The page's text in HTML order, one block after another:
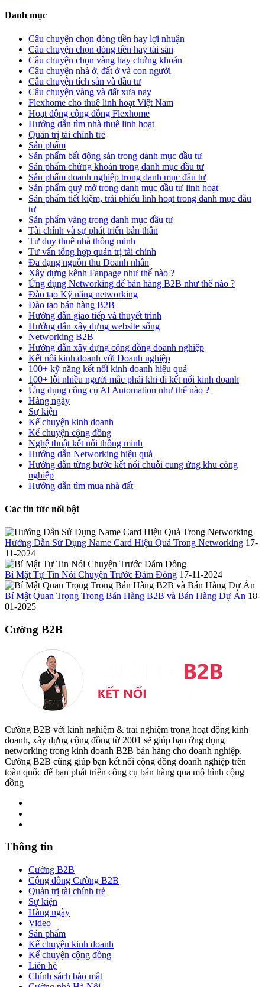
Danh mục
Câu chuyện chọn dòng tiền hay lợi nhuận
Câu chuyện chọn dòng tiền hay tài sản
Câu chuyện chọn vàng hay chứng khoán
Câu chuyện nhà ở, đất ở và con người
Câu chuyện tích sản và đầu tư
Câu chuyện vàng và đất xưa nay
Flexhome cho thuê linh hoạt Việt Nam
Hoạt động cộng đồng Flexhome
Hướng dẫn tìm nhà thuê linh hoạt
Quản trị tài chính trẻ
Sản phẩm
Sản phẩm bất động sản trong danh mục đầu tư
Sản phẩm chứng khoán trong danh mục đầu tư
Sản phẩm doanh nghiệp trong danh mục đầu tư
Sản phẩm quỹ mở trong danh mục đầu tư linh hoạt
Sản phẩm tiết kiệm, trái phiếu linh hoạt trong danh mục đầu
tư
Sản phẩm vàng trong danh mục đầu tư
Tài chính và sự phát triển bản thân
Tư duy thuê nhà thông minh
Tư vấn tổng hợp quản trị tài chính
Đa dạng nguồn thu Doanh nhân
Xây dựng kênh Fanpage như thế nào ?
Ứng dụng Networking để bán hàng B2B như thế nào ?
Đào tạo Kỹ năng networking
Đào tạo bán hàng B2B
Hướng dẫn giao tiếp và thuyết trình
Hướng dẫn xây dựng website sống
Networking B2B
Hướng dẫn xây dựng cộng đồng doanh nghiệp
Kết nối kinh doanh với Doanh nghiệp
100+ kỹ năng kết nối kinh doanh hiệu quả
100+ lỗi nhiều người mắc phải khi đi kết nối kinh doanh
Ứng dụng công cụ AI Automation như thế nào ?
Hàng ngày
Sự kiện
Kể chuyện kinh doanh
Kể chuyện cộng đồng
Nghệ thuật kết nối thông minh
Hướng dẫn Networking hiệu quả
Hướng dẫn từng bước kết nối chuỗi cung ứng khu công
nghiệp
Hướng dẫn tìm mua nhà đất
Các tin tức nổi bật
Hướng Dẫn Sử Dụng Name Card Hiệu Quả Trong Networking 17-
11-2024
Bí Mật Tự Tin Nói Chuyện Trước Đám Đông 17-11-2024
Bí Mật Quan Trọng Trong Bán Hàng B2B và Bán Hàng Dự Án 18-
01-2025
Cường B2B
Cường B2B với kinh nghiệm & trải nghiệm trong hoạt động kinh
doanh, xây dựng cộng đồng từ 2001 sẽ giúp bạn ứng dụng
networking trong kinh doanh B2B bán hàng cho doanh nghiệp.
Cường B2B cũng giúp bạn kết nối cộng đồng doanh nghiệp trên
toàn quốc để bạn phát triển công cụ bán hàng qua mô hình cộng
đồng
Thông tin
Cường B2B
Cộng đồng Cường B2B
Quản trị tài chính trẻ
Sự kiện
Hàng ngày
Video
Sản phẩm
Kể chuyện kinh doanh
Kể chuyện cộng đồng
Liên hệ
Chính sách bảo mật